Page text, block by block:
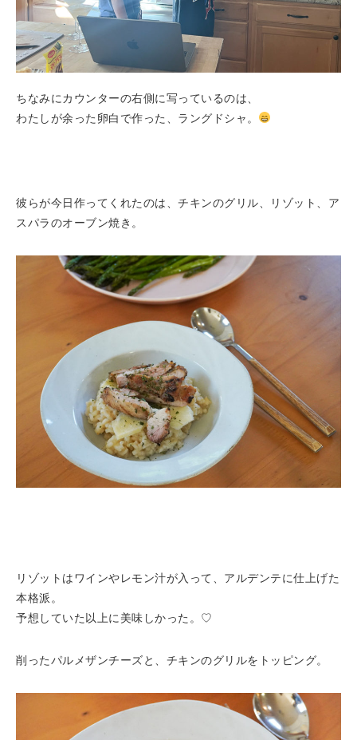
ちなみにカウンターの右側に写っているのは、
わたしが余った卵白で作った、ラングドシャ。
彼らが今日作ってくれたのは、チキンのグリル、リゾット、ア
スパラのオーブン焼き。
リゾットはワインやレモン汁が入って、アルデンテに仕上げた
本格派。
予想していた以上に美味しかった。♡
削ったパルメザンチーズと、チキンのグリルをトッピング。